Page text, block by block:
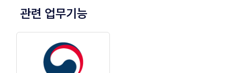
관련 업무기능